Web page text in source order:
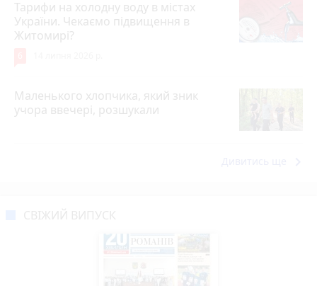
Тарифи на холодну воду в містах
України. Чекаємо підвищення в
Житомирі?
Маленького хлопчика, який зник
учора ввечері, розшукали